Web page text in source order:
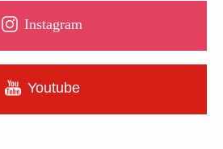
Instagram
Youtube